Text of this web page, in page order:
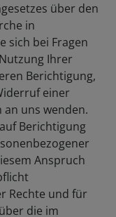
über den
in
sich bei Fragen
Ihrer
Berichtigung,
einer
uns wenden.
Berichtigung
Anspruch
Rechte und für
die im